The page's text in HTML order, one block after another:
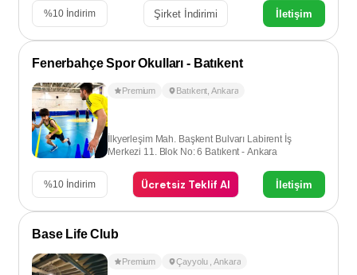
%10 İndirim Şirket İndirimi İletişim
Fenerbahçe Spor Okulları - Batıkent
Premium Batıkent ,Ankara
İlkyerleşim Mah. Başkent Bulvarı Labirent İş
Merkezi 11. Blok No: 6 Batıkent - Ankara
%10 İndirim Ücretsiz Teklif Al İletişim
Base Life Club
Premium Çayyolu ,Ankara